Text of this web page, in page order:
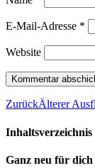
E-Mail-Adresse *
Website
ZurückÄlterer
Inhaltsverzeichnis
Ganz neu für